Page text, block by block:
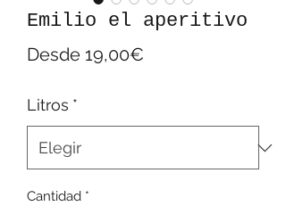
Emilio el aperitivo
Desde 19,00€
Litros *
Cantidad *